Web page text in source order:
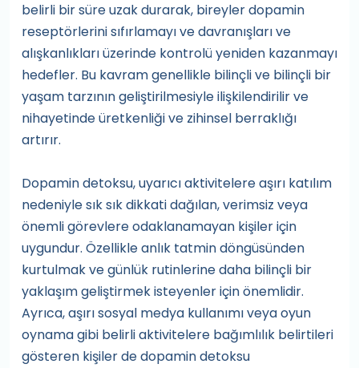
belirli bir süre uzak durarak, bireyler dopamin
reseptörlerini sıfırlamayı ve davranışları ve
alışkanlıkları üzerinde kontrolü yeniden kazanmayı
hedefler. Bu kavram genellikle bilinçli ve bilinçli bir
yaşam tarzının geliştirilmesiyle ilişkilendirilir ve
nihayetinde üretkenliği ve zihinsel berraklığı
artırır.
Dopamin detoksu, uyarıcı aktivitelere aşırı katılım
nedeniyle sık sık dikkati dağılan, verimsiz veya
önemli görevlere odaklanamayan kişiler için
uygundur. Özellikle anlık tatmin döngüsünden
kurtulmak ve günlük rutinlerine daha bilinçli bir
yaklaşım geliştirmek isteyenler için önemlidir.
Ayrıca, aşırı sosyal medya kullanımı veya oyun
oynama gibi belirli aktivitelere bağımlılık belirtileri
gösteren kişiler de dopamin detoksu